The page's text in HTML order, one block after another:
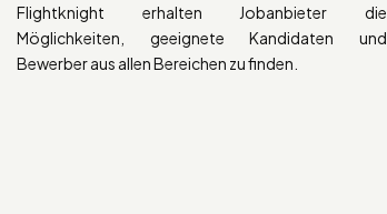
Flightknight erhalten Jobanbieter die
Möglichkeiten, geeignete Kandidaten und
Bewerber aus allen Bereichen zu finden.